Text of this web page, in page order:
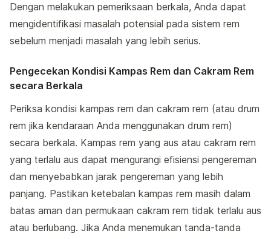
Dengan melakukan pemeriksaan berkala, Anda dapat
mengidentifikasi masalah potensial pada sistem rem
sebelum menjadi masalah yang lebih serius.
Pengecekan Kondisi Kampas Rem dan Cakram Rem
secara Berkala
Periksa kondisi kampas rem dan cakram rem (atau drum
rem jika kendaraan Anda menggunakan drum rem)
secara berkala. Kampas rem yang aus atau cakram rem
yang terlalu aus dapat mengurangi efisiensi pengereman
dan menyebabkan jarak pengereman yang lebih
panjang. Pastikan ketebalan kampas rem masih dalam
batas aman dan permukaan cakram rem tidak terlalu aus
atau berlubang. Jika Anda menemukan tanda-tanda